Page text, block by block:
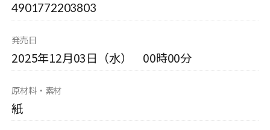
4901772203803
発売日
2025年12月03日（水） 00時00分
原材料・素材
紙